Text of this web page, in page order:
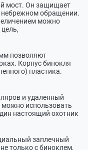
мост. Он защищает
небрежном обращении.
можно
позволяют
Корпус бинокля
пластика.
и удаленный
можно использовать
настоящий охотник
заплечный
только с биноклем,